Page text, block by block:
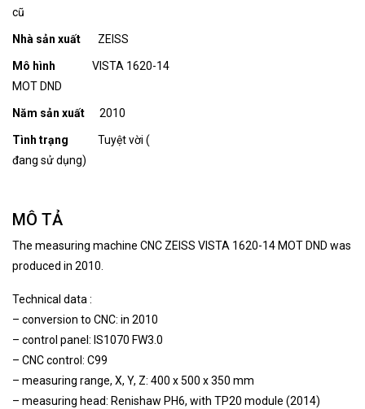
cũ
Nhà sản xuất ZEISS
Mô hình VISTA 1620-14
MOT DND
Năm sản xuất 2010
Tình trạng Tuyệt vời (
đang sử dụng)
MÔ TẢ
The measuring machine CNC ZEISS VISTA 1620-14 MOT DND was
produced in 2010.
Technical data :
– conversion to CNC: in 2010
– control panel: IS1070 FW3.0
– CNC control: C99
– measuring range, X, Y, Z: 400 x 500 x 350 mm
– measuring head: Renishaw PH6, with TP20 module (2014)